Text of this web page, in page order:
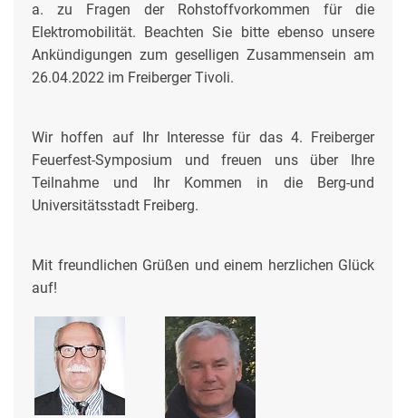
a. zu Fragen der Rohstoffvorkommen für die
Elektromobilität. Beachten Sie bitte ebenso unsere
Ankündigungen zum geselligen Zusammensein am
26.04.2022 im Freiberger Tivoli.
Wir hoffen auf Ihr Interesse für das 4. Freiberger
Feuerfest-Symposium und freuen uns über Ihre
Teilnahme und Ihr Kommen in die Berg-und
Universitätsstadt Freiberg.
Mit freundlichen Grüßen und einem herzlichen Glück
auf!